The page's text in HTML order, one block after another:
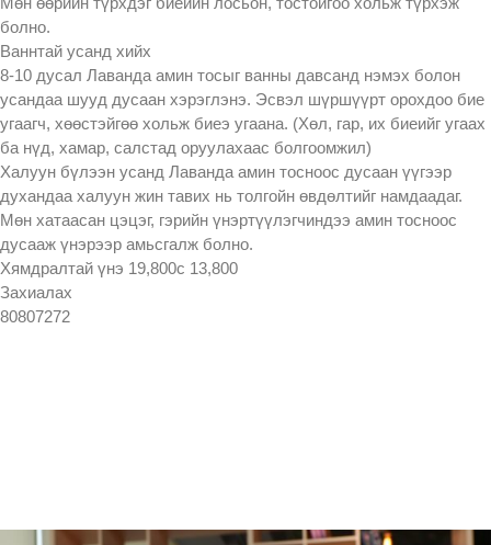
болно.
Ваннтай усанд хийх
8-10 дусал Лаванда амин тосыг ванны давсанд нэмэх болон
усандаа шууд дусаан хэрэглэнэ. Эсвэл шүршүүрт орохдоо бие
угаагч, хөөстэйгөө хольж биеэ угаана. (Хөл, гар, их биеийг угаах
ба нүд, хамар, салстад оруулахаас болгоомжил)
Халуун бүлээн усанд Лаванда амин тосноос дусаан үүгээр
духандаа халуун жин тавих нь толгойн өвдөлтийг намдаадаг.
Мөн хатаасан цэцэг, гэрийн үнэртүүлэгчиндээ амин тосноос
дусааж үнэрээр амьсгалж болно.
Хямдралтай үнэ 19,800с 13,800
Захиалах
80807272